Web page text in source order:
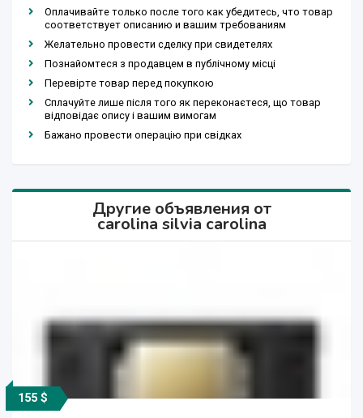
Оплачивайте только после того как убедитесь, что товар
соответствует описанию и вашим требованиям
Желательно провести сделку при свидетелях
Познайомтеся з продавцем в публічному місці
Перевірте товар перед покупкою
Сплачуйте лише після того як переконаєтеся, що товар
відповідає опису і вашим вимогам
Бажано провести операцію при свідках
Другие объявления от
carolina silvia carolina
586 $
530 $
395 $
155 $ 504 $
315 $
198 $
211 $
250 $
586 $
530 $